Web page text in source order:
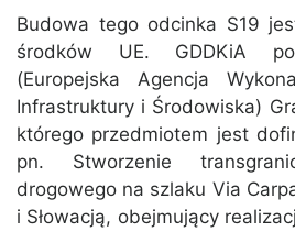
Budowa tego odcinka S19
środków UE. GDDKiA
(Europejska Agencja
Infrastruktury i Środowiska)
którego przedmiotem jest
pn. Stworzenie
drogowego na szlaku Via
i Słowacją, obejmujący